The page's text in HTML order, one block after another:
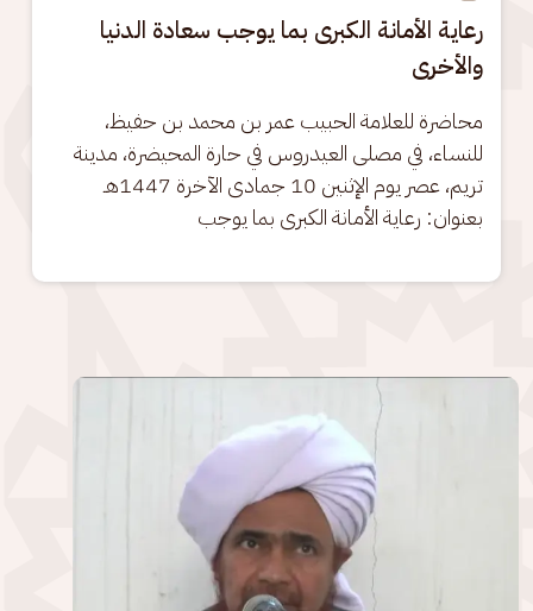
رعاية الأمانة الكبرى بما يوجب سعادة الدنيا
والأخرى
محاضرة للعلامة الحبيب عمر بن محمد بن حفيظ،
للنساء، في مصلى العيدروس في حارة المحيضرة، مدينة
تريم، عصر يوم الإثنين 10 جمادى الآخرة 1447هـ
بعنوان: رعاية الأمانة الكبرى بما يوجب
الصورة